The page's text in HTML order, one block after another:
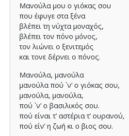
Μανούλα μου ο γιόκας σου
που έφυγε στα ξένα
βλέπει τη νύχτα μοναχός,
βλέπει τον πόνο μόνος,
τον λιώνει ο ξενιτεμός
και τονε δέρνει ο πόνος.
Μανούλα, μανούλα
μανούλα πού `ν’ ο γιόκας σου,
μανούλα, μανούλα,
πού `ν’ ο βασιλικός σου.
πού είναι τ’ αστέρια τ’ ουρανού,
πού είν’ η ζωή κι ο βιος σου.